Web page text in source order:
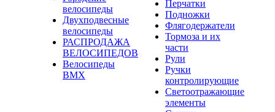
велосипеды
Двухподвесные
велосипеды
РАСПРОДАЖА
ВЕЛОСИПЕДОВ
Велосипеды
BMX
Перчатки
Подножки
Флягодержатели
Тормоза и их
части
Рули
Ручки
контролирующие
Светоотражающие
элементы